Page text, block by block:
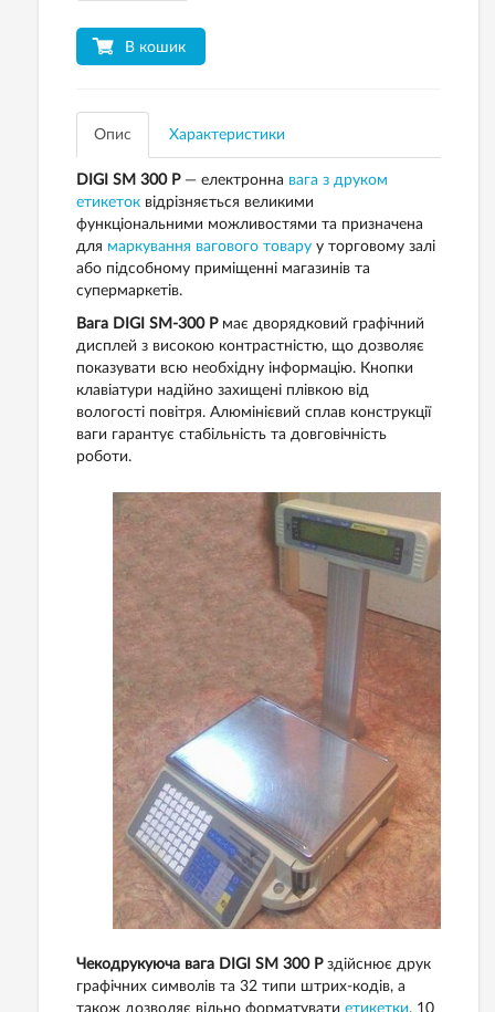
В кошик
Опис Характеристики
DIGI SM 300 P— електронна вага з друком
етикеток відрізняється великими
функціональними можливостями та призначена
для маркування вагового товару у торговому залі
або підсобному приміщенні магазинів та
супермаркетів.
Вага DIGI SM-300 Pмає дворядковий графічний
дисплей з високою контрастністю, що дозволяє
показувати всю необхідну інформацію. Кнопки
клавіатури надійно захищені плівкою від
вологості повітря. Алюмінієвий сплав конструкції
ваги гарантує стабільність та довговічність
роботи.
Чекодрукуюча вага DIGI SM 300 Pздійснює друк
графічних символів та 32 типи штрих-кодів, а